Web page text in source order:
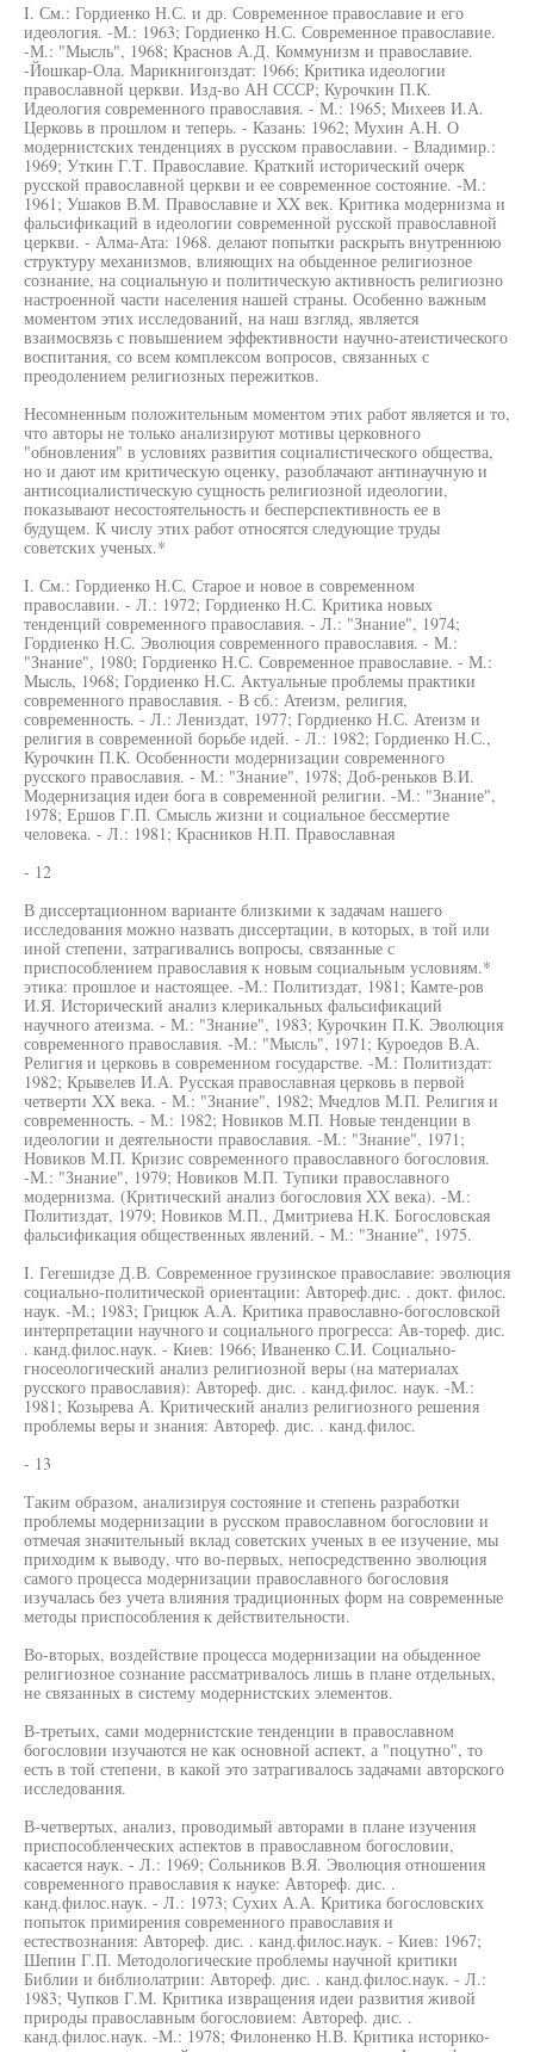
I. См.: Гордиенко Н.С. и др. Современное православие и его
идеология. -М.: 1963; Гордиенко Н.С. Современное православие.
-М.: "Мысль", 1968; Краснов А.Д. Коммунизм и православие.
-Йошкар-Ола. Марикнигоиздат: 1966; Критика идеологии
православной церкви. Изд-во АН СССР; Курочкин П.К.
Идеология современного православия. - М.: 1965; Михеев И.А.
Церковь в прошлом и теперь. - Казань: 1962; Мухин А.Н. О
модернистских тенденциях в русском православии. - Владимир.:
1969; Уткин Г.Т. Православие. Краткий исторический очерк
русской православной церкви и ее современное состояние. -М.:
1961; Ушаков В.М. Православие и XX век. Критика модернизма и
фальсификаций в идеологии современной русской православной
церкви. - Алма-Ата: 1968. делают попытки раскрыть внутреннюю
структуру механизмов, влияющих на обыденное религиозное
сознание, на социальную и политическую активность религиозно
настроенной части населения нашей страны. Особенно важным
моментом этих исследований, на наш взгляд, является
взаимосвязь с повышением эффективности научно-атеистического
воспитания, со всем комплексом вопросов, связанных с
преодолением религиозных пережитков.
Несомненным положительным моментом этих работ является и то,
что авторы не только анализируют мотивы церковного
"обновления" в условиях развития социалистического общества,
но и дают им критическую оценку, разоблачают антинаучную и
антисоциалистическую сущность религиозной идеологии,
показывают несостоятельность и бесперспективность ее в
будущем. К числу этих работ относятся следующие труды
советских ученых.*
I. См.: Гордиенко Н.С. Старое и новое в современном
православии. - Л.: 1972; Гордиенко Н.С. Критика новых
тенденций современного православия. - Л.: "Знание", 1974;
Гордиенко Н.С. Эволюция современного православия. - М.:
"Знание", 1980; Гордиенко Н.С. Современное православие. - М.:
Мысль, 1968; Гордиенко Н.С. Актуальные проблемы практики
современного православия. - В сб.: Атеизм, религия,
современность. - Л.: Лениздат, 1977; Гордиенко Н.С. Атеизм и
религия в современной борьбе идей. - Л.: 1982; Гордиенко Н.С.,
Курочкин П.К. Особенности модернизации современного
русского православия. - М.: "Знание", 1978; Доб-реньков В.И.
Модернизация идеи бога в современной религии. -М.: "Знание",
1978; Ершов Г.П. Смысль жизни и социальное бессмертие
человека. - Л.: 1981; Красников Н.П. Православная
- 12
В диссертационном варианте близкими к задачам нашего
исследования можно назвать диссертации, в которых, в той или
иной степени, затрагивались вопросы, связанные с
приспособлением православия к новым социальным условиям.*
этика: прошлое и настоящее. -М.: Политиздат, 1981; Камте-ров
И.Я. Исторический анализ клерикальных фальсификаций
научного атеизма. - М.: "Знание", 1983; Курочкин П.К. Эволюция
современного православия. -М.: "Мысль", 1971; Куроедов В.А.
Религия и церковь в современном государстве. -М.: Политиздат:
1982; Крывелев И.А. Русская православная церковь в первой
четверти XX века. - М.: "Знание", 1982; Мчедлов М.П. Религия и
современность. - М.: 1982; Новиков М.П. Новые тенденции в
идеологии и деятельности православия. -М.: "Знание", 1971;
Новиков М.П. Кризис современного православного богословия.
-М.: "Знание", 1979; Новиков М.П. Тупики православного
модернизма. (Критический анализ богословия XX века). -М.:
Политиздат, 1979; Новиков М.П., Дмитриева Н.К. Богословская
фальсификация общественных явлений. - М.: "Знание", 1975.
I. Гегешидзе Д.В. Современное грузинское православие: эволюция
социально-политической ориентации: Автореф.дис. . докт. филос.
наук. -М.; 1983; Грицюк А.А. Критика православно-богословской
интерпретации научного и социального прогресса: Ав-тореф. дис.
. канд.филос.наук. - Киев: 1966; Иваненко С.И. Социально-
гносеологический анализ религиозной веры (на материалах
русского православия): Автореф. дис. . канд.филос. наук. -М.:
1981; Козырева А. Критический анализ религиозного решения
проблемы веры и знания: Автореф. дис. . канд.филос.
- 13
Таким образом, анализируя состояние и степень разработки
проблемы модернизации в русском православном богословии и
отмечая значительный вклад советских ученых в ее изучение, мы
приходим к выводу, что во-первых, непосредственно эволюция
самого процесса модернизации православного богословия
изучалась без учета влияния традиционных форм на современные
методы приспособления к действительности.
Во-вторых, воздействие процесса модернизации на обыденное
религиозное сознание рассматривалось лишь в плане отдельных,
не связанных в систему модернистских элементов.
В-третьих, сами модернистские тенденции в православном
богословии изучаются не как основной аспект, а "поцутно", то
есть в той степени, в какой это затрагивалось задачами авторского
исследования.
В-четвертых, анализ, проводимый авторами в плане изучения
приспособленческих аспектов в православном богословии,
касается наук. - Л.: 1969; Сольников В.Я. Эволюция отношения
современного православия к науке: Автореф. дис. .
канд.филос.наук. - Л.: 1973; Сухих А.А. Критика богословских
попыток примирения современного православия и
естествознания: Автореф. дис. . канд.филос.наук. - Киев: 1967;
Шепин Г.П. Методологические проблемы научной критики
Библии и библиолатрии: Автореф. дис. . канд.филос.наук. - Л.:
1983; Чупков Г.М. Критика извращения идеи развития живой
природы православным богословием: Автореф. дис. .
канд.филос.наук. -М.: 1978; Филоненко Н.В. Критика историко-